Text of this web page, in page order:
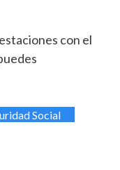
con el
Social